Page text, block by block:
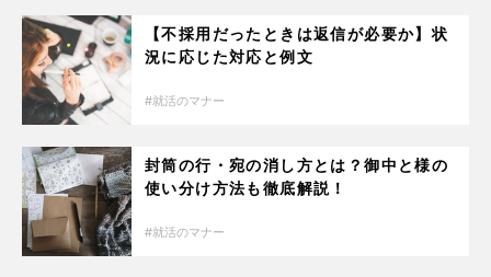
【不採用だったときは返信が必要か】状
況に応じた対応と例文
就活のマナー
封筒の行・宛の消し方とは？御中と様の
使い分け方法も徹底解説！
就活のマナー